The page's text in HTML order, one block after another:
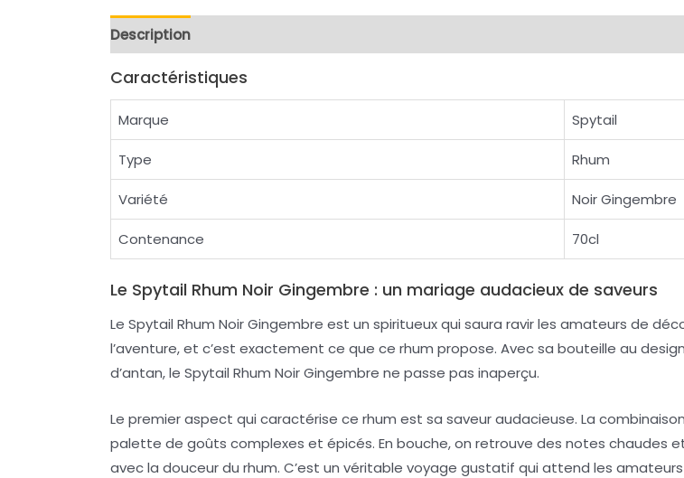
Description
Caractéristiques
Marque Spytail
Type Rhum
Variété Noir Gingembre
Contenance 70cl
Le Spytail Rhum Noir Gingembre : un mariage audacieux de saveurs
Le Spytail Rhum Noir Gingembre est un spiritueux qui saura ravir les amateurs de
l’aventure, et c’est exactement ce que ce rhum propose. Avec sa bouteille au
d’antan, le Spytail Rhum Noir Gingembre ne passe pas inaperçu.
Le premier aspect qui caractérise ce rhum est sa saveur audacieuse. La
palette de goûts complexes et épicés. En bouche, on retrouve des notes chaudes
avec la douceur du rhum. C’est un véritable voyage gustatif qui attend les